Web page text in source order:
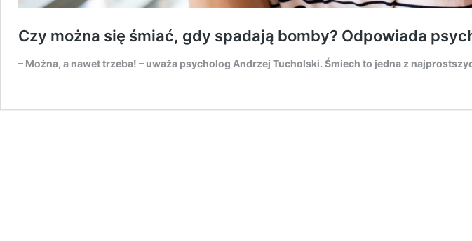
Czy można się śmiać, gdy spadają bomby? Odpowiada
– Można, a nawet trzeba! – uważa psycholog Andrzej Tucholski. Śmiech to jedna z